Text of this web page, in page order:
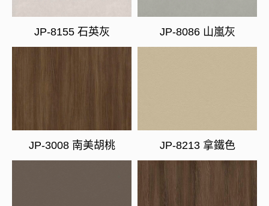
JP-8155 石英灰 JP-8086 山嵐灰
JP-3008 南美胡桃 JP-8213 拿鐵色